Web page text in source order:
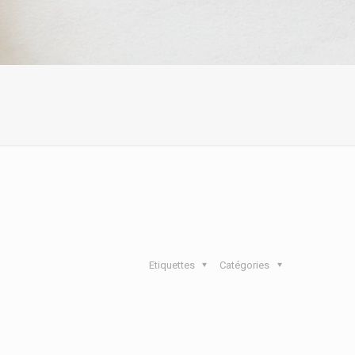
Catégories
Etiquettes